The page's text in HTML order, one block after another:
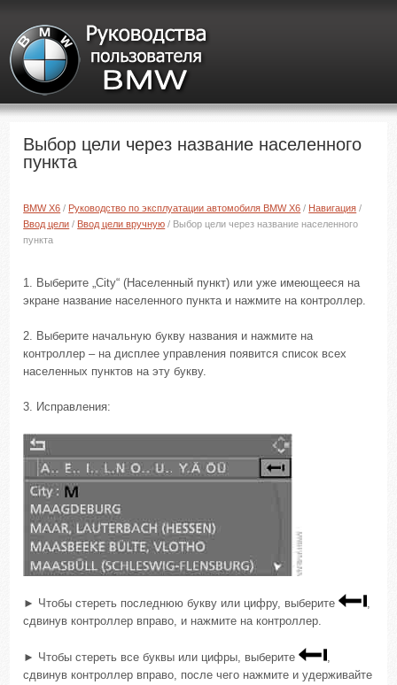
Выбор цели через название населенного
пункта
BMW X6 / Руководство по эксплуатации автомобиля BMW X6 / Навигация /
Ввод цели / Ввод цели вручную / Выбор цели через название населенного
пункта
1. Выберите „City“ (Населенный пункт) или уже имеющееся на
экране название населенного пункта и нажмите на контроллер.
2. Выберите начальную букву названия и нажмите на
контроллер – на дисплее управления появится список всех
населенных пунктов на эту букву.
3. Исправления:
► Чтобы стереть последнюю букву или цифру, выберите
,
сдвинув контроллер вправо, и нажмите на контроллер.
► Чтобы стереть все буквы или цифры, выберите
,
сдвинув контроллер вправо, после чего нажмите и удерживайте